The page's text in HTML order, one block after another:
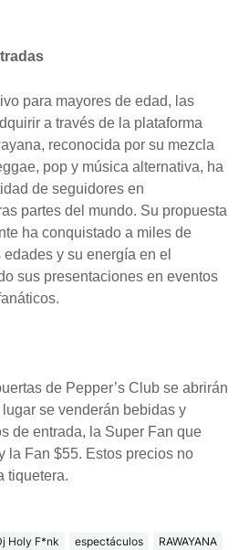
para mayores de edad, las
a través de la plataforma
reconocida por su mezcla
pop y música alternativa, ha
de seguidores en
partes del mundo. Su propuesta
ha conquistado a miles de
y su energía en el
sus presentaciones en eventos
de Pepper’s Club se abrirán
se venderán bebidas y
de entrada, la Super Fan que
la Fan $55. Estos precios no
tiquetera.
Holy F*nk espectáculos RAWAYANA